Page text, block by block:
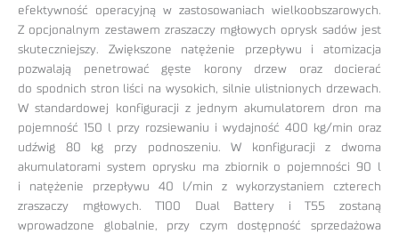
efektywność operacyjną w zastosowaniach wielkoobszarowych.
Z opcjonalnym zestawem zraszaczy mgłowych oprysk sadów jest
skuteczniejszy. Zwiększone natężenie przepływu i atomizacja
pozwalają penetrować gęste korony drzew oraz docierać
do spodnich stron liści na wysokich, silnie ulistnionych drzewach.
W standardowej konfiguracji z jednym akumulatorem dron ma
pojemność 150 l przy rozsiewaniu i wydajność 400 kg/min oraz
udźwig 80 kg przy podnoszeniu. W konfiguracji z dwoma
akumulatorami system oprysku ma zbiornik o pojemności 90 l
i natężenie przepływu 40 l/min z wykorzystaniem czterech
zraszaczy mgłowych. T100 Dual Battery i T55 zostaną
wprowadzone globalnie, przy czym dostępność sprzedażowa